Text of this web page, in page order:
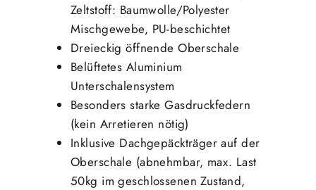
Zeltstoff: Baumwolle/Polyester
Mischgewebe, PU-beschichtet
Dreieckig öffnende Oberschale
Belüftetes Aluminium
Unterschalensystem
Besonders starke Gasdruckfedern
(kein Arretieren nötig)
Inklusive Dachgepäckträger auf der
Oberschale (abnehmbar, max. Last
50kg im geschlossenen Zustand,